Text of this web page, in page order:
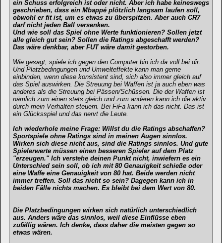
ein Schuss erfolgreich ist oder nicht. Aber ich habe keineswegs
geschrieben, dass ein Mbappé plötzlich langsam laufen soll,
obwohl er fit ist, um es etwas zu überspitzen. Aber auch CR7
darf nicht jeden Ball versenken.
Und wie soll das Spiel ohne Werte funktionieren? Sollen jetzt
alle gleich gut sein? Sollen die Ratings abgeschafft werden?
Das wäre denkbar, aber FUT wäre damit gestorben.
Wie gesagt, spiele ich gegen den Computer bin ich da voll bei dir.
Und Platzbedingungen und Umwelteffekte kann man gerne
einbinden, wenn diese konsistent sind, sich also immer gleich auf
das Spiel auswirken. Die Streuung bei Waffen ist ja auch eben was
anderes als die Streuung bei Pässen/Schüssen. Die der Waffen ist
nämlich zum einen stets gleich und zum anderen kann ich die aktiv
durch mein Verhalten steuern. Bei FiFa kann ich das nicht. Das ist
ein Glücksspiel und das nervt die Leute.
Ich wiederhole meine Frage: Willst du die Ratings abschaffen?
Sportspiele ohne Ratings sind in meinen Augen sinnlos.
Wirken sich diese nicht aus, sind die Ratings sinnlos. Und gute
Spielerwerte müssen einen besseren Spieler auf dem Platz
"erzeugen." Ich verstehe deinen Punkt nicht, inwiefern es ein
Unterschied sein soll, ob ich mit 80 Genauigkeit schieße oder
eine Waffe eine Genauigkeit von 80 hat. Beide werden nicht
immer treffen. Soll das nicht so sein? Dagegen kann ich in
beiden Fälle nichts machen. Es bleibt bei dem Wert von 80.
Die Platzbedingungen wirken sich natürlich unterschiedlich
aus. Anders wäre das sinnlos, weil diese Einflüsse eben
zufällig wären. Ich denke, dass daher die meisten gegen so
etwas wären.